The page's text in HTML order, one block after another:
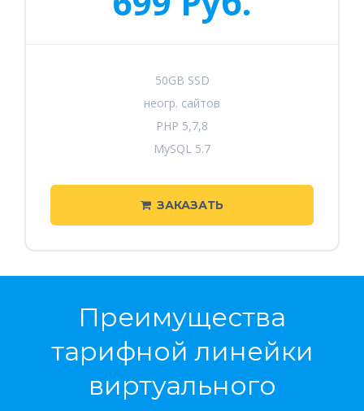
50GB SSD
неогр. сайтов
PHP 5,7,8
MySQL 5.7
ЗАКАЗАТЬ
Преимущества
тарифной линейки
виртуального